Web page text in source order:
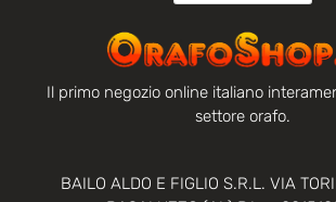
Il primo negozio online italiano
settore orafo.
BAILO ALDO E FIGLIO S.R.L. VIA